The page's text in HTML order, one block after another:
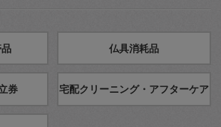
仏具消耗品
券 宅配クリーニング・アフターケア